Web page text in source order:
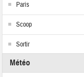
Paris
Scoop
Sortir
Météo